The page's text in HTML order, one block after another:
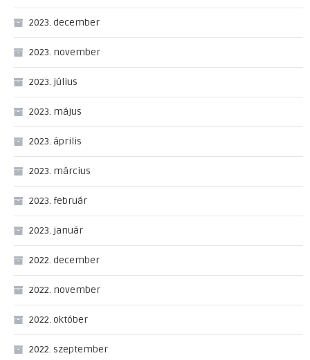
2023. december
2023. november
2023. július
2023. május
2023. április
2023. március
2023. február
2023. január
2022. december
2022. november
2022. október
2022. szeptember